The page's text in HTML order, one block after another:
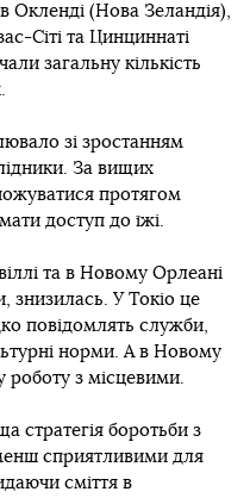
Окленді (Нова Зеландія),
Сіті та Цинциннаті
загальну кількість
зі зростанням
За вищих
протягом
доступ до їжі.
та в Новому Орлеані
знизилась. У Токіо це
повідомлять служби,
норми. А в Новому
роботу з місцевими.
стратегія боротьби з
сприятливими для
сміття в